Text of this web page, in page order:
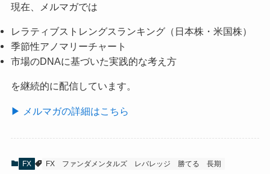
現在、メルマガでは
レラティブストレングスランキング（日本株・米国株）
季節性アノマリーチャート
市場のDNAに基づいた実践的な考え方
を継続的に配信しています。
▶ メルマガの詳細はこちら
FX FX ファンダメンタルズ レバレッジ 勝てる 長期